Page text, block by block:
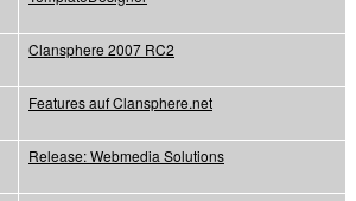
Clansphere 2007 RC2
Features auf Clansphere.net
Release: Webmedia Solutions